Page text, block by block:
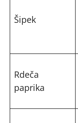
Šipek
Rdeča
paprika